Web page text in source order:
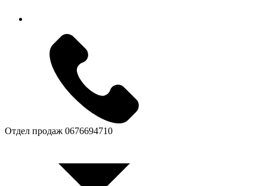
Отдел продаж 0676694710